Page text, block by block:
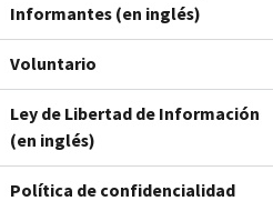
Informantes (en inglés)
Voluntario
Ley de Libertad de Información
(en inglés)
Política de confidencialidad